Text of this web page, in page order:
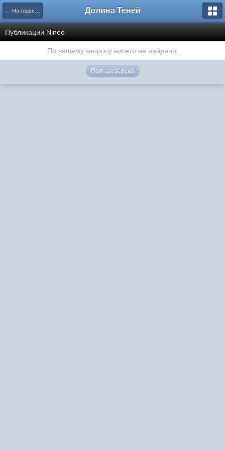
← На главную Долина Теней
Публикации Nineo
По вашему запросу ничего не найдено.
Полная версия